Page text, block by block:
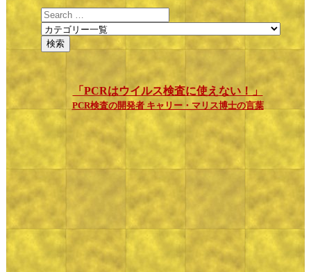
「PCRはウイルス検査に使えない！」
PCR検査の開発者 キャリー・マリス博士の言葉